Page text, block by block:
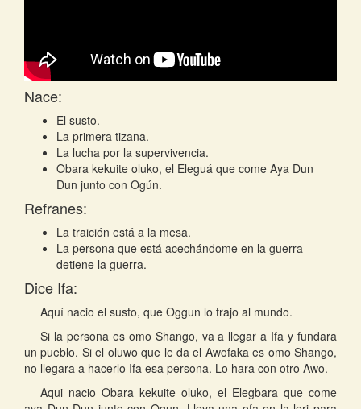
Nace:
El susto.
La primera tizana.
La lucha por la supervivencia.
Obara kekuite oluko, el Eleguá que come Aya Dun
Dun junto con Ogún.
Refranes:
La traición está a la mesa.
La persona que está acechándome en la guerra
detiene la guerra.
Dice Ifa:
Aquí nacio el susto, que Oggun lo trajo al mundo.
Si la persona es omo Shango, va a llegar a Ifa y fundara
un pueblo. Si el oluwo que le da el Awofaka es omo Shango,
no llegara a hacerlo Ifa esa persona. Lo hara con otro Awo.
Aqui nacio Obara kekuite oluko, el Elegbara que come